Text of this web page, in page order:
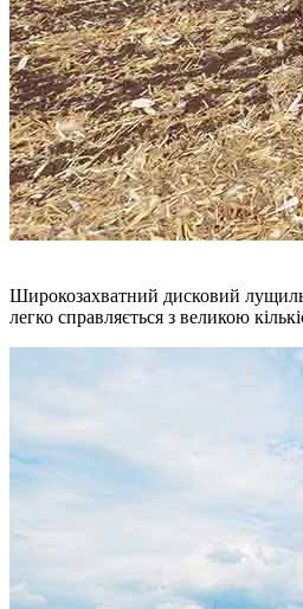
Широкозахватний дисковий
легко справляється з великою